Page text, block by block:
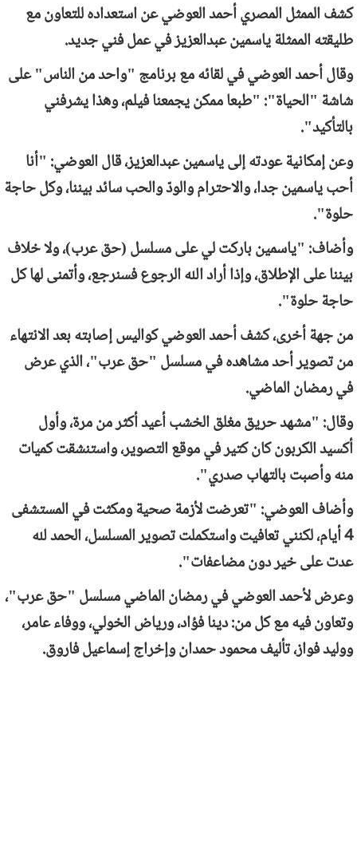
كشف الممثل المصري أحمد العوضي عن استعداده للتعاون مع
طليقته الممثلة ياسمين عبدالعزيز في عمل فني جديد.
وقال أحمد العوضي في لقائه مع برنامج "واحد من الناس" على
شاشة "الحياة": "طبعا ممكن يجمعنا فيلم، وهذا يشرفني
بالتأكيد".
وعن إمكانية عودته إلى ياسمين عبدالعزيز، قال العوضي: "أنا
أحب ياسمين جدا، والاحترام والودّ والحب سائد بيننا، وكل حاجة
حلوة".
وأضاف: "ياسمين باركت لي على مسلسل (حق عرب)، ولا خلاف
بيننا على الإطلاق، وإذا أراد الله الرجوع فسنرجع، وأتمنى لها كل
حاجة حلوة".
من جهة أخرى، كشف أحمد العوضي كواليس إصابته بعد الانتهاء
من تصوير أحد مشاهده في مسلسل "حق عرب"، الذي عرض
في رمضان الماضي.
وقال: "مشهد حريق مغلق الخشب أعيد أكثر من مرة، وأول
أكسيد الكربون كان كتير في موقع التصوير، واستنشقت كميات
منه وأصبت بالتهاب صدري".
وأضاف العوضي: "تعرضت لأزمة صحية ومكثت في المستشفى
4 أيام، لكنني تعافيت واستكملت تصوير المسلسل، الحمد لله
عدت على خير دون مضاعفات".
وعرض لأحمد العوضي في رمضان الماضي مسلسل "حق عرب"،
وتعاون فيه مع كل من: دينا فؤاد، ورياض الخولي، ووفاء عامر،
ووليد فواز، تأليف محمود حمدان وإخراج إسماعيل فاروق.